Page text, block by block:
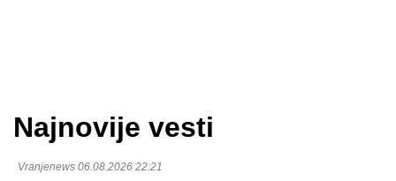
Najnovije vesti
Vranjenews 06.08.2026 22:21